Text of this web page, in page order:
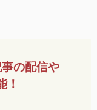
の配信や
！